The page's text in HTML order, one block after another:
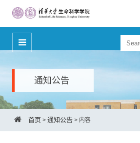
通知公告
首页 > 通知公告 > 内容